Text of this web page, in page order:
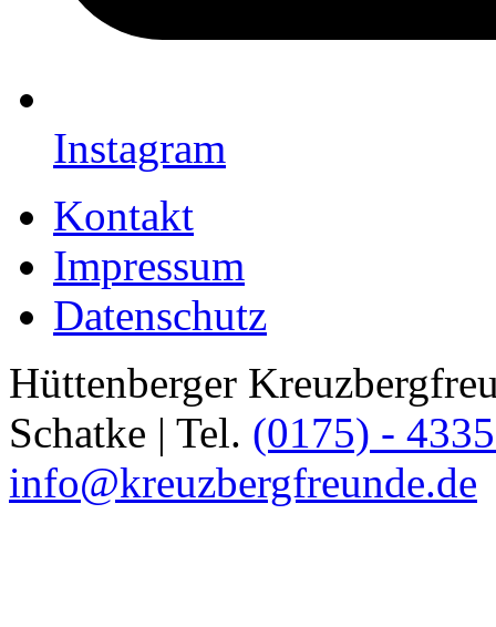
Instagram
Kontakt
Impressum
Datenschutz
Hüttenberger
Schatke | Tel. (0175) -
info@kreuzbergfreunde.de